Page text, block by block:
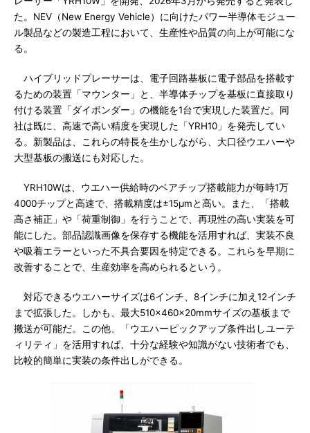
た。NEV（New Energy Vehicle）に向けたパワー半導体モジュー
ル製品などの製造工程において、生産性や品質の向上が可能にな
る。
ハイブリッドプレーサーは、電子回路基板に電子部品を搭載す
るための装置「マウンター」と、半導体チップを基板に直接取り
付ける装置「ダイボンダー」の機能を1台で実現した装置だ。同
社は既に、高速で高い精度を実現した「YRH10」を発売してい
る。新製品は、これらの特長を生かしながら、大口径ウエハーや
大型基板の搬送にも対応した。
YRH10Wは、ウエハー供給時のベアチップ搭載能力が毎時1万
4000チップと高速で、搭載精度は±15μmと高い。また、「搭載
高さ補正」や「荷重制御」を行うことで、再現性の高い実装を可
能にした。部品認識画像を保存する機能を活用すれば、実装不良
や吸着エラーといった不具合要因を特定できる。これらを早期に
改善することで、生産効率を高められるという。
対応できるウエハーサイズは6インチ、8インチに加え12インチ
まで拡張した。しかも、最大510×460×20mmサイズの基板まで
搬送が可能だ。この他、「ウエハーピックアップ条件出しユーテ
ィリティ」を活用すれば、十分な経験や知識がない技術者でも、
比較的簡単に実装の条件出しができる。